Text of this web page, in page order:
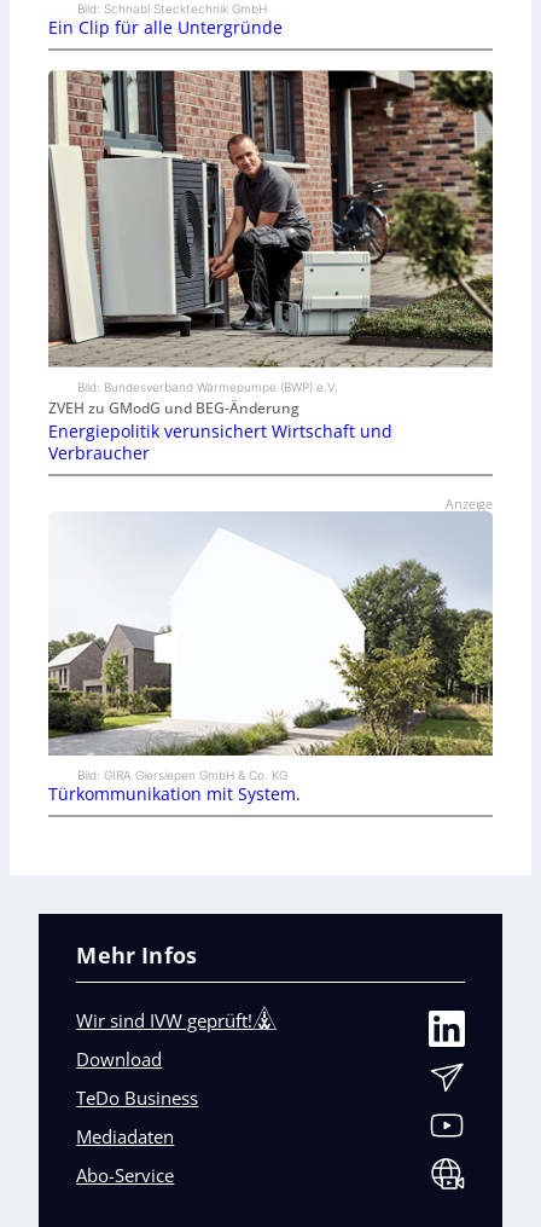
Bild: Schnabl Stecktechnik GmbH
Ein Clip für alle Untergründe
Bild: Bundesverband Wärmepumpe (BWP) e.V.
ZVEH zu GModG und BEG-Änderung
Energiepolitik verunsichert Wirtschaft und
Verbraucher
Anzeige
Bild: GIRA Giersiepen GmbH & Co. KG
Türkommunikation mit System.
Mehr Infos
Wir sind IVW geprüft!
Download
TeDo Business
Mediadaten
Abo-Service